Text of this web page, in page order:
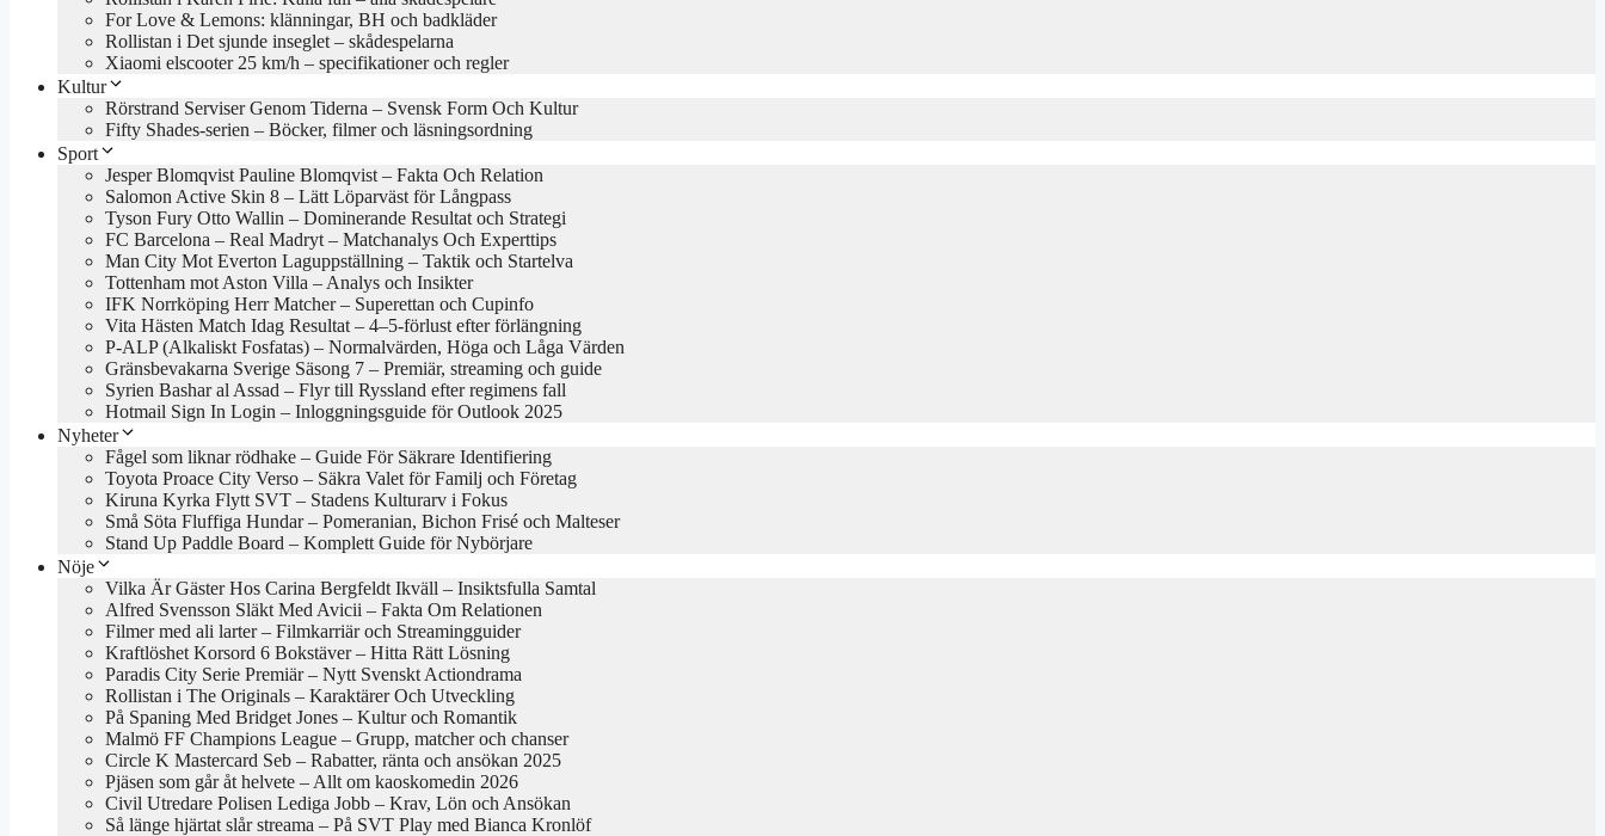
For Love & Lemons: klänningar, BH och badkläder
Rollistan i Det sjunde inseglet – skådespelarna
Xiaomi elscooter 25 km/h – specifikationer och regler
Kultur
Rörstrand Serviser Genom Tiderna – Svensk Form Och Kultur
Fifty Shades-serien – Böcker, filmer och läsningsordning
Sport
Jesper Blomqvist Pauline Blomqvist – Fakta Och Relation
Salomon Active Skin 8 – Lätt Löparväst för Långpass
Tyson Fury Otto Wallin – Dominerande Resultat och Strategi
FC Barcelona – Real Madryt – Matchanalys Och Experttips
Man City Mot Everton Laguppställning – Taktik och Startelva
Tottenham mot Aston Villa – Analys och Insikter
IFK Norrköping Herr Matcher – Superettan och Cupinfo
Vita Hästen Match Idag Resultat – 4–5-förlust efter förlängning
P-ALP (Alkaliskt Fosfatas) – Normalvärden, Höga och Låga Värden
Gränsbevakarna Sverige Säsong 7 – Premiär, streaming och guide
Syrien Bashar al Assad – Flyr till Ryssland efter regimens fall
Hotmail Sign In Login – Inloggningsguide för Outlook 2025
Nyheter
Fågel som liknar rödhake – Guide För Säkrare Identifiering
Toyota Proace City Verso – Säkra Valet för Familj och Företag
Kiruna Kyrka Flytt SVT – Stadens Kulturarv i Fokus
Små Söta Fluffiga Hundar – Pomeranian, Bichon Frisé och Malteser
Stand Up Paddle Board – Komplett Guide för Nybörjare
Nöje
Vilka Är Gäster Hos Carina Bergfeldt Ikväll – Insiktsfulla Samtal
Alfred Svensson Släkt Med Avicii – Fakta Om Relationen
Filmer med ali larter – Filmkarriär och Streamingguider
Kraftlöshet Korsord 6 Bokstäver – Hitta Rätt Lösning
Paradis City Serie Premiär – Nytt Svenskt Actiondrama
Rollistan i The Originals – Karaktärer Och Utveckling
På Spaning Med Bridget Jones – Kultur och Romantik
Malmö FF Champions League – Grupp, matcher och chanser
Circle K Mastercard Seb – Rabatter, ränta och ansökan 2025
Pjäsen som går åt helvete – Allt om kaoskomedin 2026
Civil Utredare Polisen Lediga Jobb – Krav, Lön och Ansökan
Så länge hjärtat slår streama – På SVT Play med Bianca Kronlöf